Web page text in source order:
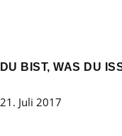
DU BIST, WAS DU
21. Juli 2017